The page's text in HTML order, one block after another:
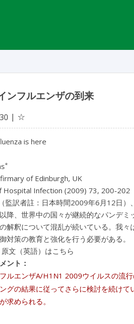
ンフルエンザの到来
☆
is here
*
of Edinburgh, UK
Hospital Infection (2009) 73, 200-202
監訳者註：日本時間2009年6月12日）
降、世界中の国々が継続的なパンデ
解釈について混乱が続いている。我
対策の教育と強化を行う必要がある。
文（英語）はこちら
ント：
ルエンザA/H1N1 2009ウイルスの流
グの結果に従ってさらに検討を続け
求められる。